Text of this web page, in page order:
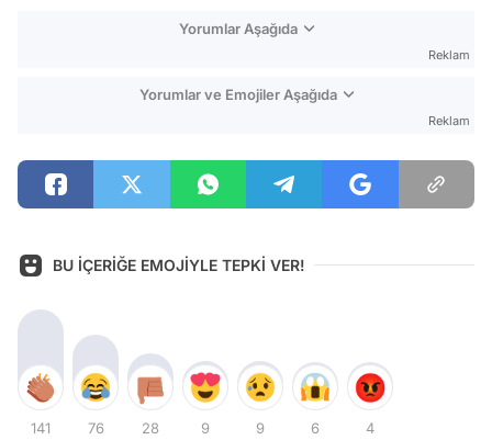
Yorumlar Aşağıda
Reklam
Yorumlar ve Emojiler Aşağıda
Reklam
BU İÇERİĞE EMOJİYLE TEPKİ VER!
141 76 28 9 9 6 4